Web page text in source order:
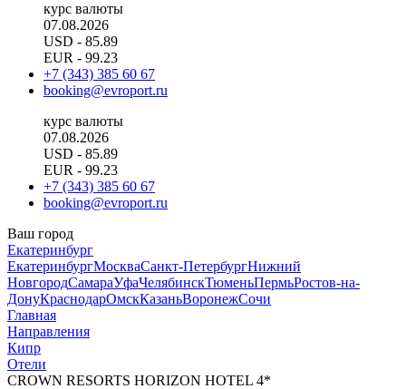
курс валюты
07.08.2026
USD - 85.89
EUR - 99.23
+7 (343) 385 60 67
booking@evroport.ru
курс валюты
07.08.2026
USD - 85.89
EUR - 99.23
+7 (343) 385 60 67
booking@evroport.ru
Ваш город
Екатеринбург
ЕкатеринбургМоскваСанкт-ПетербургНижний
НовгородСамараУфаЧелябинскТюменьПермьРостов-на-
ДонуКраснодарОмскКазаньВоронежСочи
Главная
Направления
Кипр
Отели
CROWN RESORTS HORIZON HOTEL 4*